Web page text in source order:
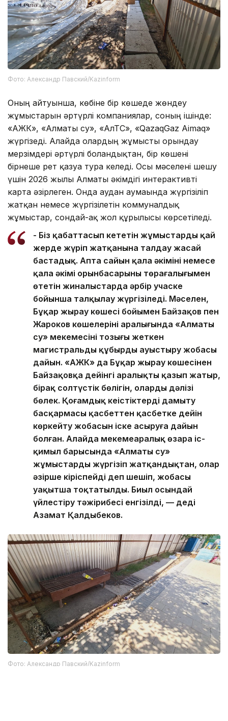
Фото: Александр Павский/Kazinform
Оның айтуынша, көбіне бір көшеде жөндеу
жұмыстарын әртүрлі компаниялар, соның ішінде:
«АЖК», «Алматы су», «АлТС», «QazaqGaz Aimaq»
жүргізеді. Алайда олардың жұмысты орындау
мерзімдері әртүрлі болғандықтан, бір көшені
бірнеше рет қазуға тура келеді. Осы мәселені шешу
үшін 2026 жылы Алматы әкімдігі интерактивті
карта әзірлеген. Онда аудан аумағында жүргізіліп
жатқан немесе жүргізілетін коммуналдық
жұмыстар, сондай-ақ жол құрылысы көрсетіледі.
- Біз қабаттасып кететін жұмыстардың қай
жерде жүріп жатқанына талдау жасай
бастадық. Апта сайын қала әкімінің немесе
қала әкімі орынбасарының төрағалығымен
өтетін жиналыстарда әрбір учаске
бойынша талқылау жүргізіледі. Мәселен,
Бұқар жырау көшесі бойымен Байзақов пен
Жароков көшелерінің аралығында «Алматы
су» мекемесінің тозығы жеткен
магистральды құбырды ауыстыру жобасы
дайын. «АЖК» да Бұқар жырау көшесінен
Байзақовқа дейінгі аралықты қазып жатыр,
бірақ солтүстік бөлігін, олардың дәлізі
бөлек. Қоғамдық кеңістіктерді дамыту
басқармасы қасбеттен қасбетке дейін
көркейту жобасын іске асыруға дайын
болған. Алайда мекемеаралық өзара іс-
қимыл барысында «Алматы су»
жұмыстарды жүргізіп жатқандықтан, олар
әзірше кіріспейді деп шешіп, жобасы
уақытша тоқтатылды. Биыл осындай
үйлестіру тәжірибесі енгізілді, — деді
Азамат Қалдыбеков.
Фото: Александр Павский/Kazinform